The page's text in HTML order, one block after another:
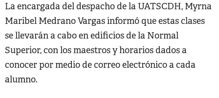
La encargada del despacho de la UATSCDH, Myrna
Maribel Medrano Vargas informó que estas clases
se llevarán a cabo en edificios de la Normal
Superior, con los maestros y horarios dados a
conocer por medio de correo electrónico a cada
alumno.